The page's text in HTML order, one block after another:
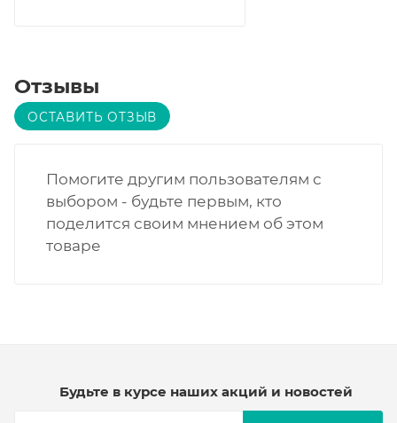
Отзывы
ОСТАВИТЬ ОТЗЫВ
Помогите другим пользователям с
выбором - будьте первым, кто
поделится своим мнением об этом
товаре
Будьте в курсе наших акций и новостей